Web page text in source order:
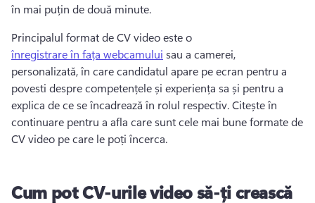
în mai puțin de două minute.
Principalul format de CV video este o
înregistrare în fața webcamului sau a camerei,
personalizată, în care candidatul apare pe ecran pentru a
povesti despre competențele și experiența sa și pentru a
explica de ce se încadrează în rolul respectiv. Citește în
continuare pentru a afla care sunt cele mai bune formate de
CV video pe care le poți încerca.
Cum pot CV-urile video să-ți crească